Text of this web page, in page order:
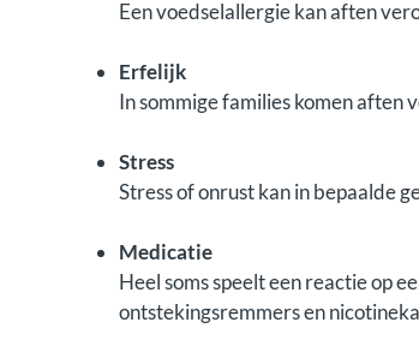
Een voedselallergie kan aften
Erfelijk
In sommige families komen aften
Stress
Stress of onrust kan in bepaalde
Medicatie
Heel soms speelt een reactie op
ontstekingsremmers en